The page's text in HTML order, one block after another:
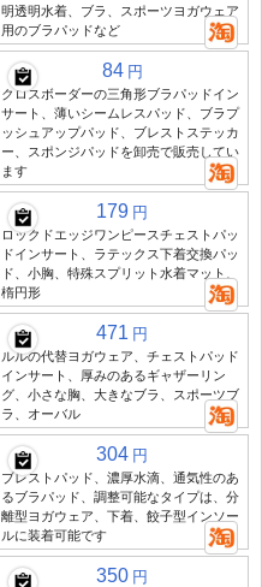
明透明水着、ブラ、スポーツヨガウェア
用のブラパッドなど
84 円
クロスボーダーの三角形ブラパッドイン
サート、薄いシームレスパッド、ブラプ
ッシュアップパッド、ブレストステッカ
ー、スポンジパッドを卸売で販売してい
ます
179 円
ロックドエッジワンピースチェストパッ
ドインサート、ラテックス下着交換パッ
ド、小胸、特殊スプリット水着マット、
楕円形
471 円
ルルの代替ヨガウェア、チェストパッド
インサート、厚みのあるギャザーリン
グ、小さな胸、大きなブラ、スポーツブ
ラ、オーバル
304 円
ブレストパッド、濃厚水滴、通気性のあ
るブラパッド、調整可能なタイプは、分
離型ヨガウェア、下着、餃子型インソー
ルに装着可能です
350 円